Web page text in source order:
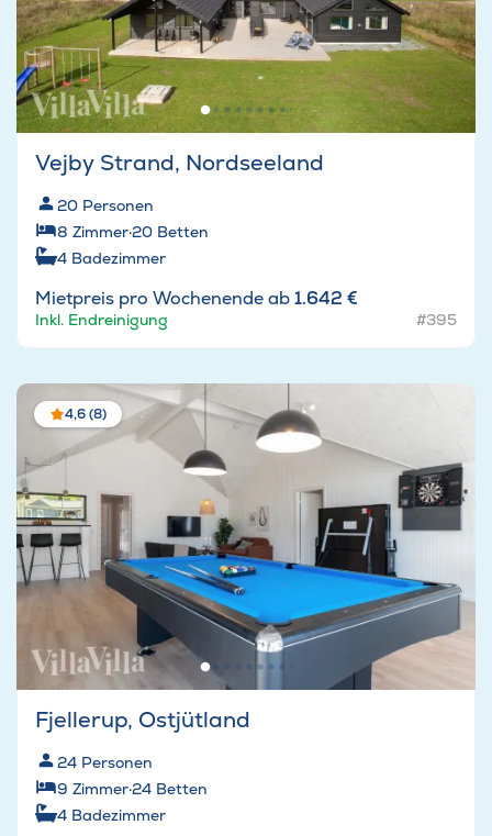
Vejby Strand, Nordseeland
20 Personen
8 Zimmer·20 Betten
4 Badezimmer
Mietpreis pro Wochenende ab1.642 €
Inkl. Endreinigung #395
4,6 (8)
Fjellerup, Ostjütland
24 Personen
9 Zimmer·24 Betten
4 Badezimmer